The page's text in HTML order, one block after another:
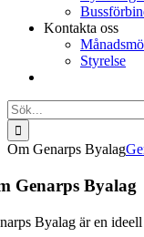
Kontakta oss
Styrelse
Sök
efter:
Om Genarps Byalag
Genarps Byalag
Byalag är en